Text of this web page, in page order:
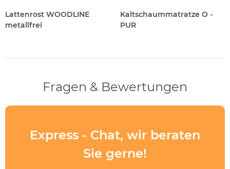
Lattenrost WOODLINE
metallfrei
Kaltschaummatratze O -
PUR
Fragen & Bewertungen
Express - Chat, wir beraten
Sie gerne!